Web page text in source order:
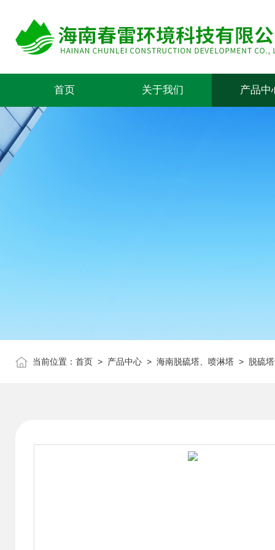
首页 关于我们 产品中
当前位置： 首页 > 产品中心 > 海南脱硫塔、喷淋塔 > 脱硫